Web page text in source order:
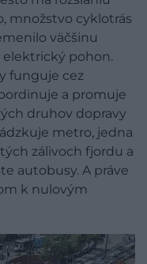
množstvo cyklotrás
väčšinu
pohon.
funguje cez
a promuje
druhov dopravy
metro, jedna
zálivoch fjordu a
autobusy. A práve
k nulovým